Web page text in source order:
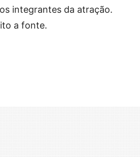
integrantes da atração.
a fonte.